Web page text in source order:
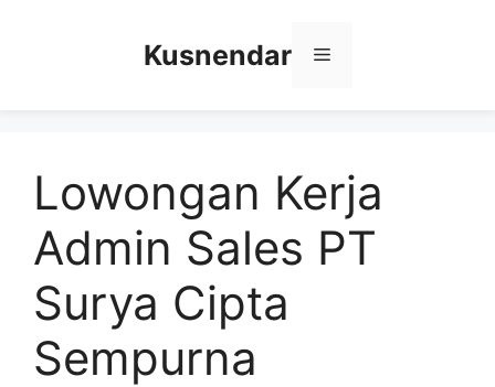
Kusnendar Menu
Lowongan Kerja
Admin Sales PT
Surya Cipta
Sempurna